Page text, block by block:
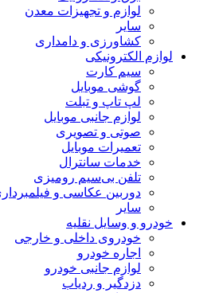
لوازم و تجهیزات معدن
سایر
کشاورزی و دامداری
لوازم الکترونیکی
سیم کارت
گوشی موبایل
لپ تاپ و تبلت
لوازم جانبی موبایل
صوتی و تصویری
تعمیرات موبایل
خدمات سانترال
تلفن بی‌سیم رومیزی
دوربین عکاسی و
سایر
خودرو و وسایل نقلیه
خودروی داخلی و خارجی
اجاره خودرو
لوازم جانبی خودرو
دزدگیر و ردیاب